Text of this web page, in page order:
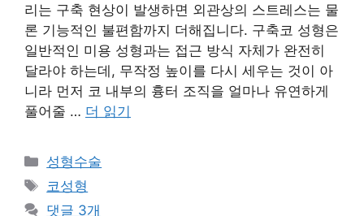
리는 구축 현상이 발생하면 외관상의 스트레스는 물
론 기능적인 불편함까지 더해집니다. 구축코 성형은
일반적인 미용 성형과는 접근 방식 자체가 완전히
달라야 하는데, 무작정 높이를 다시 세우는 것이 아
니라 먼저 코 내부의 흉터 조직을 얼마나 유연하게
풀어줄 … 더 읽기
카
테
성형수술
태
그
코성형
댓글 3개